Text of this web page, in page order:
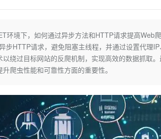
环境下，如何通过异步方法和HTTP请求提高Web
步HTTP请求，避免阻塞主线程，并通过设置代理
绕过目标网站的反爬机制，实现高效的数据抓取
爬虫性能和可靠性方面的重要性。
智能体时代全能旗舰模型
Qwen3.7-Plus
能看、能想、能动手的多模态智能体模型
Qwen3-VL-Plus
人工智能平台 PAI 大模型
一站式AI开发、训练和推理服务
云解析DNS
大数据开发治理平台 DataWorks
Data Agent 驱动的一站式 Data+AI 开发治理平台
云防火墙
云原生的云上边界网络安全防护产品
快速拥有专属 OpenClaw
让AI从“聊天伙伴”进化为能干活的“数字员工”
免费试用
解决方案免费试用 新老同享
最高领取价值200元试用点，立即开启云上创新
AI 产品 免费试用
1亿+ 大模型 tokens 和 30+ 款产品免费体验
140+云产品 免费试用
产品新客免费试用，最长12个月
Tuya 物联网平台阿里云版
蓝凌 OA
电子合同
Tableau 订阅
AI空中课堂在线直播课堂（旗舰版）
Consulting Partner 合作计划
AI 大模型销售与服务生态合作计划
短信专区
研究报告与白皮书
天池大赛
云开发大赛
入门学习赛